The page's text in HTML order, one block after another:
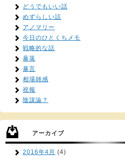
どうでもいい話
めずらしい話
アノマリー
今日のひとくちメモ
戦略的な話
暴落
暴言
相場雑感
祝報
陰謀論？
アーカイブ
2016年4月 (4)